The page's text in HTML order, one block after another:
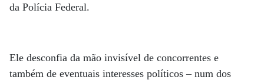
da Polícia Federal.
Ele desconfia da mão invisível de concorrentes e
também de eventuais interesses políticos – num dos